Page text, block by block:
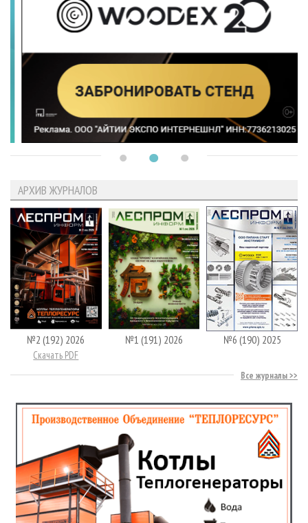
АРХИВ ЖУРНАЛОВ
№2 (192) 2026
Скачать PDF
№1 (191) 2026 №6 (190) 2025
Все журналы